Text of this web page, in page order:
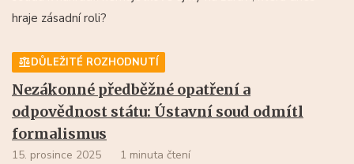
hraje zásadní roli?
DŮLEŽITÉ ROZHODNUTÍ
Nezákonné předběžné opatření a
odpovědnost státu: Ústavní soud odmítl
formalismus
15. prosince 2025 1 minuta čtení